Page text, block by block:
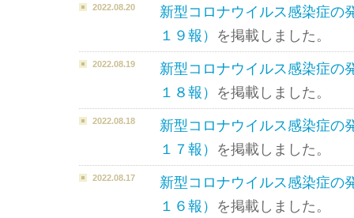
2022.08.20
新型コロナウイルス感染症
１９報） を掲載しました。
2022.08.19
新型コロナウイルス感染症
１８報） を掲載しました。
2022.08.18
新型コロナウイルス感染症
１７報） を掲載しました。
2022.08.17
新型コロナウイルス感染症
１６報） を掲載しました。